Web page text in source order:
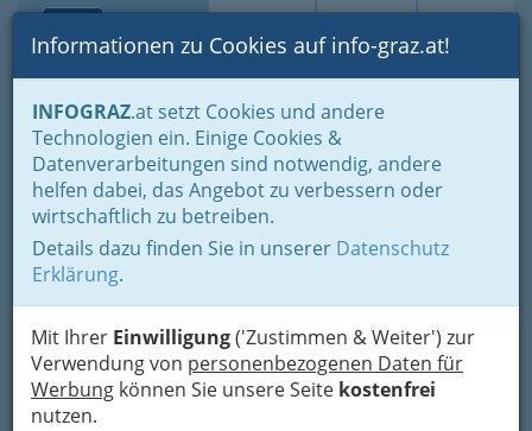
Suche Login Toggle
Informationen zu Cookies auf info-graz.at!
INFOGRAZ.at setzt Cookies und andere
Technologien ein. Einige Cookies &
Datenverarbeitungen sind notwendig, andere
helfen dabei, das Angebot zu verbessern oder
wirtschaftlich zu betreiben.
Details dazu finden Sie in unserer Datenschutz
Erklärung.
Mit Ihrer Einwilligung('Zustimmen & Weiter') zur
Verwendung von personenbezogenen Daten für
Werbung können Sie unsere Seite kostenfrei
nutzen.
Home Gastronomie Beisln, Bars, Pubs & Wein
L'Enoteca dei ciclopi -
Vincenzo Arrigo
Sackstraße 14, 8010 Graz
+43 316 815 444
+43 316 815 455
Karte